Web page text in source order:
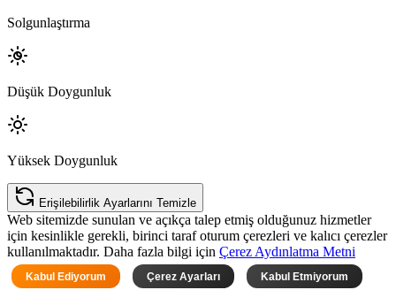
Solgunlaştırma
Düşük Doygunluk
Yüksek Doygunluk
Erişilebilirlik Ayarlarını Temizle
Web sitemizde sunulan ve açıkça talep etmiş olduğunuz hizmetler
için kesinlikle gerekli, birinci taraf oturum çerezleri ve kalıcı çerezler
kullanılmaktadır. Daha fazla bilgi için Çerez Aydınlatma Metni
Kabul Ediyorum Çerez Ayarları Kabul Etmiyorum